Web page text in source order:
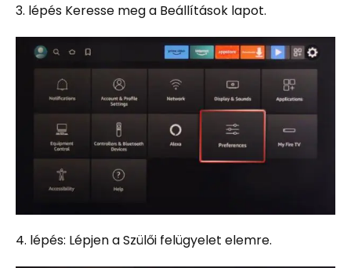
3. lépés Keresse meg a Beállítások lapot.
4. lépés: Lépjen a Szülői felügyelet elemre.